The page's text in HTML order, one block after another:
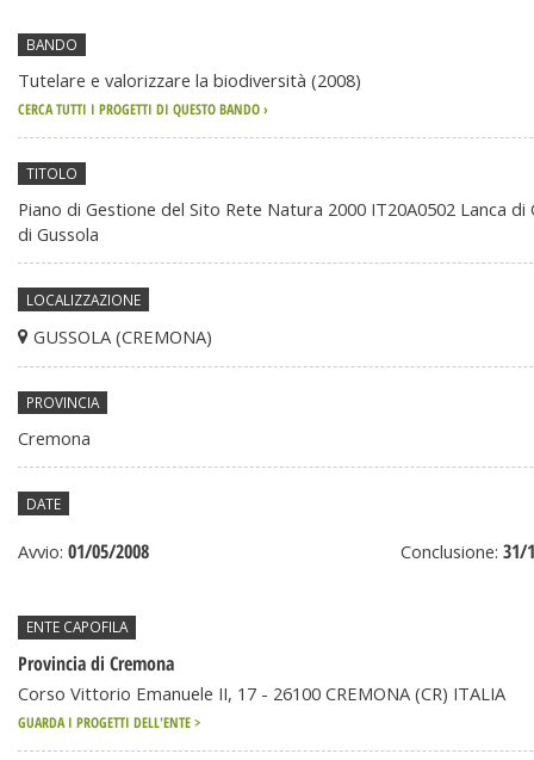
generali
BANDO
Tutelare e valorizzare la biodiversità (2008)
CERCA TUTTI I PROGETTI DI QUESTO BANDO ›
TITOLO
Piano di Gestione del Sito Rete Natura 2000 IT20A0502 Lanca di
di Gussola
LOCALIZZAZIONE
GUSSOLA (CREMONA)
PROVINCIA
Cremona
DATE
Avvio: 01/05/2008 Conclusione: 31/
ENTE CAPOFILA
Provincia di Cremona
Corso Vittorio Emanuele II, 17 - 26100 CREMONA (CR) ITALIA
GUARDA I PROGETTI DELL'ENTE >